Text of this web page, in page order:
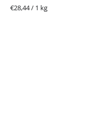
Jednotková
€28,44 / 1 kg